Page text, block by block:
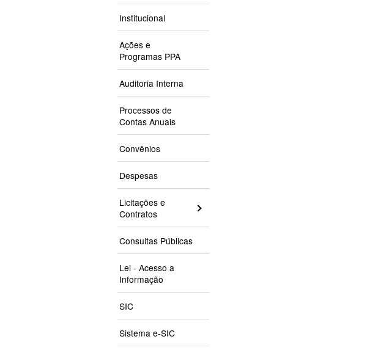
Institucional
Ações e
Programas PPA
Auditoria Interna
Processos de
Contas Anuais
Convênios
Despesas
Licitações e
Contratos
Consultas Públicas
Lei - Acesso a
Informação
SIC
Sistema e-SIC